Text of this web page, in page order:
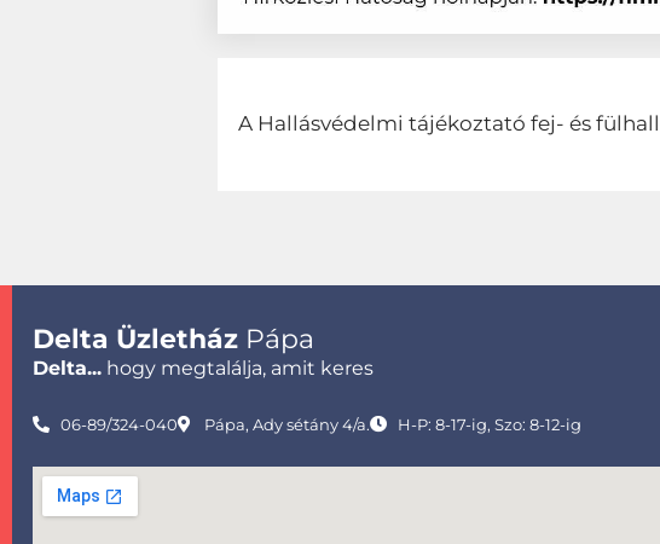
A Hallásvédelmi tájékoztató fej- és
Delta Üzletház Pápa
Delta... hogy megtalálja, amit keres
06-89/324-040 Pápa, Ady sétány 4/a. H-P: 8-17-ig, Szo: 8-12-ig